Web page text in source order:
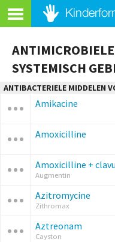
SYSTEMISCH
ANTIBACTERIELE MIDDELEN
Amikacine
Amoxicilline
Amoxicilline +
Augmentin
Azitromycine
Zithromax
Aztreonam
Cayston